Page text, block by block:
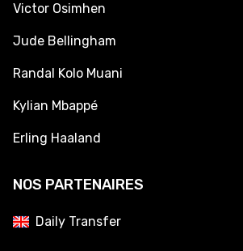
Victor Osimhen
Jude Bellingham
Randal Kolo Muani
Kylian Mbappé
Erling Haaland
NOS PARTENAIRES
Daily Transfer